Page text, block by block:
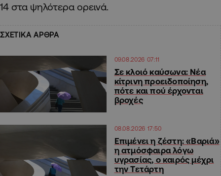
14 στα ψηλότερα ορεινά.
ΣΧΕΤΙΚΑ ΑΡΘΡΑ
09.08.2026 07:11
Σε κλοιό καύσωνα: Νέα
κίτρινη προειδοποίηση,
πότε και πού έρχονται
βροχές
08.08.2026 17:50
Επιμένει η ζέστη: «Βαριά»
η ατμόσφαιρα λόγω
υγρασίας, ο καιρός μέχρι
την Τετάρτη